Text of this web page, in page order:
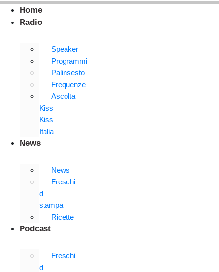
Home
Radio
Speaker
Programmi
Palinsesto
Frequenze
Ascolta
Kiss
Kiss
Italia
News
News
Freschi
di
stampa
Ricette
Podcast
Freschi
di